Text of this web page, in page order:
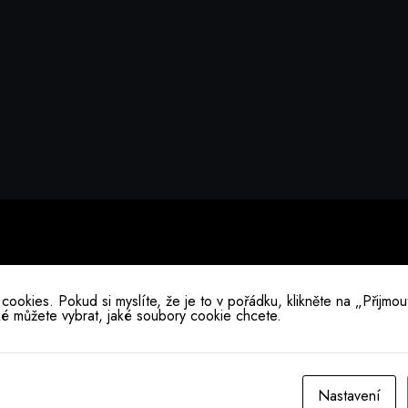
Pokud si myslíte, že je to v pořádku, klikněte na
můžete vybrat, jaké soubory cookie chcete.
Nastavení